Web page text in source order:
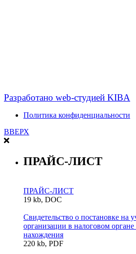
Разработано web-студией KIBA
Политика конфиденциальности
ВВЕРХ
ПРАЙС-ЛИСТ
ПРАЙС-ЛИСТ
19 kb, DOC
Свидетельство о постановке на
организации в налоговом органе
нахождения
220 kb, PDF